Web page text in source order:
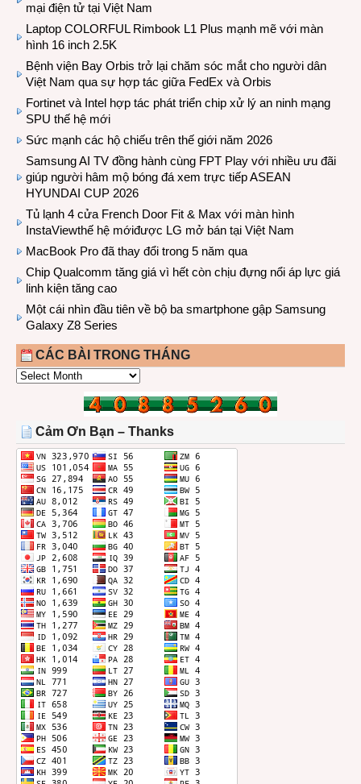
mại điện tử tại Việt Nam
Laptop COLORFUL Rimbook L1 Plus mạnh mẽ với màn
hình 16 inch 2.5K
Bệnh viện Bay Orbis trở lại chăm sóc mắt cho người dân
Việt Nam qua sự hợp tác giữa FedEx và Orbis
Fortinet và Intel hợp tác phát triển chip xử lý an ninh mạng
SPU thế hệ mới
Sức mạnh các hộ chiếu trên thế giới năm 2026
Samsung AI TV đồng hành cùng FPT Play với nhiều ưu đãi
giúp người hâm mộ bóng đá xem trực tiếp ASEAN
HYUNDAI CUP 2026
Tủ lạnh 4 cửa French Door Fit & Max với màn hình
InstaViewthế hệ mớiđược LG mở bán tại Việt Nam
MacBook Pro đã thay đổi trong 5 năm qua
Chip Qualcomm tăng giá vì hết còn chịu đựng nổi áp lực giá
linh kiện tăng cao
Một cái nhìn đầu tiên về bộ ba smartphone gập Samsung
Galaxy Z8 Series
CÁC BÀI TRONG THÁNG
CÁC
THÁNG
Cảm Ơn Bạn – Thanks